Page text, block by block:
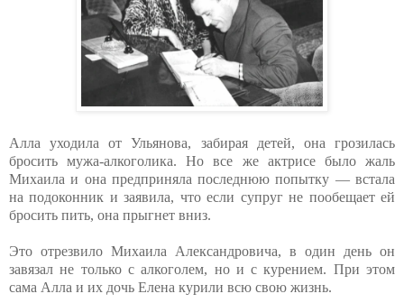
Алла уходила от Ульянова, забирая детей, она грозилась
бросить мужа-алкоголика. Но все же актрисе было жаль
Михаила и она предприняла последнюю попытку — встала
на подоконник и заявила, что если супруг не пообещает ей
бросить пить, она прыгнет вниз.
Это отрезвило Михаила Александровича, в один день он
завязал не только с алкоголем, но и с курением. При этом
сама Алла и их дочь Елена курили всю свою жизнь.